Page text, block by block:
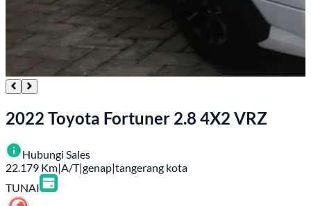
2022 Toyota Fortuner 2.8 4X2 VRZ
Hubungi Sales
22.179 Km|A/T|genap|tangerang kota
TUNAI